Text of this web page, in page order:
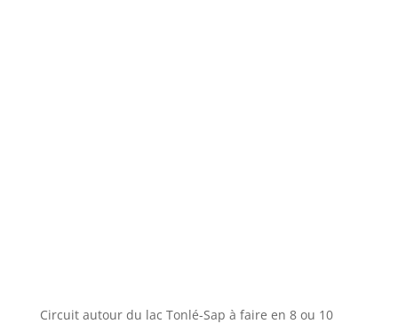
Circuit autour du lac Tonlé-Sap à faire en 8 ou 10